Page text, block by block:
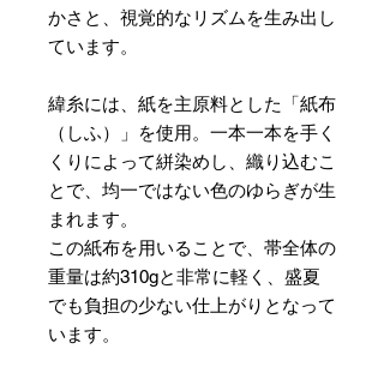
かさと、視覚的なリズムを生み出し
ています。
緯糸には、紙を主原料とした「紙布
（しふ）」を使用。一本一本を手く
くりによって絣染めし、織り込むこ
とで、均一ではない色のゆらぎが生
まれます。
この紙布を用いることで、帯全体の
重量は約310gと非常に軽く、盛夏
でも負担の少ない仕上がりとなって
います。